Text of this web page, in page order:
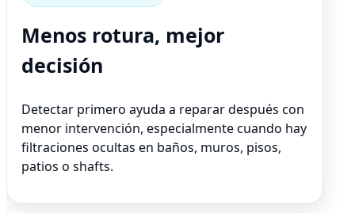
Menos rotura, mejor
decisión
Detectar primero ayuda a reparar después con
menor intervención, especialmente cuando hay
filtraciones ocultas en baños, muros, pisos,
patios o shafts.